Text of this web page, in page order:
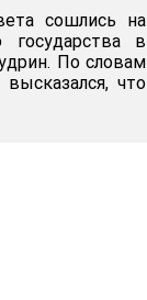
сошлись на
в
По словам
что